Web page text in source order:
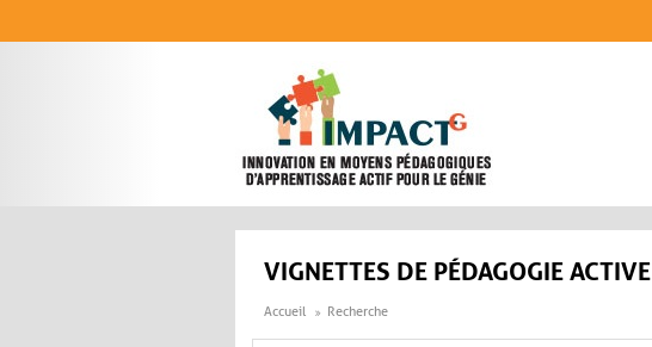
VIGNETTES DE PÉDAGOGIE ACTIVE
Accueil Recherche